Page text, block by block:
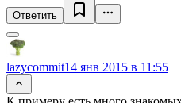
Ответить
lazycommit14 янв 2015 в 11:55